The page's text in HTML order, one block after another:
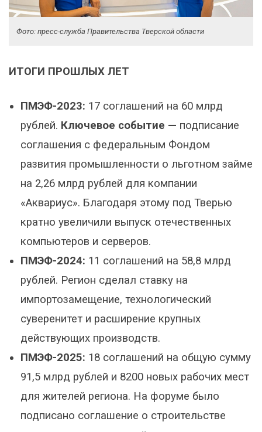
Фото: пресс-служба Правительства Тверской области
ИТОГИ ПРОШЛЫХ ЛЕТ
ПМЭФ-2023: 17 соглашений на 60 млрд
рублей. Ключевое событие — подписание
соглашения с федеральным Фондом
развития промышленности о льготном займе
на 2,26 млрд рублей для компании
«Аквариус». Благодаря этому под Тверью
кратно увеличили выпуск отечественных
компьютеров и серверов.
ПМЭФ-2024: 11 соглашений на 58,8 млрд
рублей. Регион сделал ставку на
импортозамещение, технологический
суверенитет и расширение крупных
действующих производств.
ПМЭФ-2025: 18 соглашений на общую сумму
91,5 млрд рублей и 8200 новых рабочих мест
для жителей региона. На форуме было
подписано соглашение о строительстве